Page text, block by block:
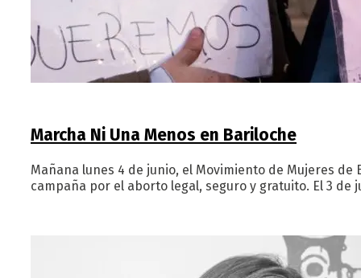
Marcha Ni Una Menos en Bariloche
Mañana lunes 4 de junio, el Movimiento de Mujeres
campaña por el aborto legal, seguro y gratuito. El 3